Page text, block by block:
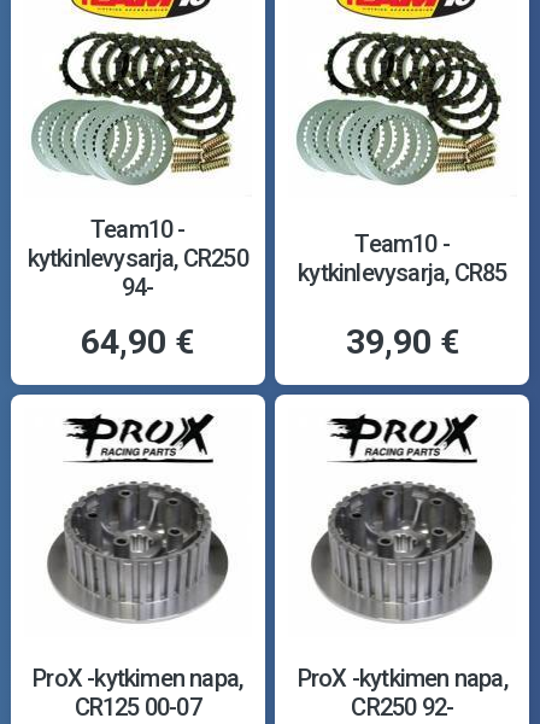
Team10 -
kytkinlevysarja, CR250
94-
64,90 €
Team10 -
kytkinlevysarja, CR85
39,90 €
ProX -kytkimen napa,
CR125 00-07
ProX -kytkimen napa,
CR250 92-